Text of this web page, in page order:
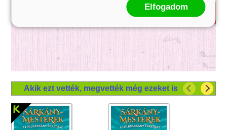
Akik ezt vették, megvették még ezeket is
Elfogadom